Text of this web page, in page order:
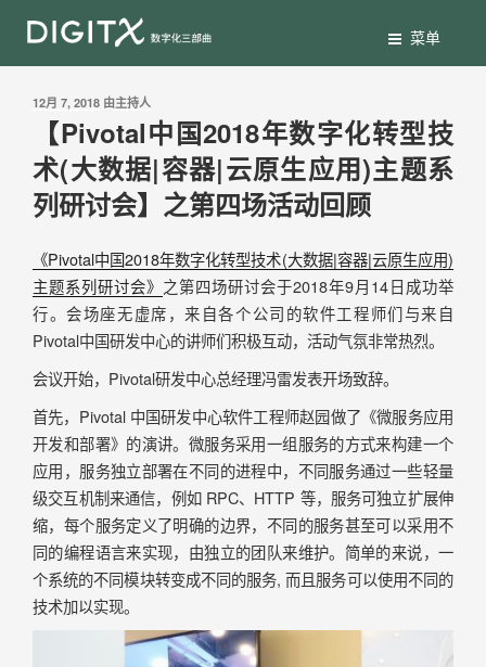
菜单
12月 7, 2018 由主持人
【Pivotal中国2018年数字化转型技
术(大数据|容器|云原生应用)主题系
列研讨会】之第四场活动回顾
《Pivotal中国2018年数字化转型技术(大数据|容器|云原生应用)
主题系列研讨会》 之第四场研讨会于2018年9月14日成功举
行。会场座无虚席，来自各个公司的软件工程师们与来自
Pivotal中国研发中心的讲师们积极互动，活动气氛非常热烈。
会议开始，Pivotal研发中心总经理冯雷发表开场致辞。
首先，Pivotal 中国研发中心软件工程师赵园做了《微服务应用
开发和部署》的演讲。微服务采用一组服务的方式来构建一个
应用，服务独立部署在不同的进程中，不同服务通过一些轻量
级交互机制来通信，例如 RPC、HTTP 等，服务可独立扩展伸
缩，每个服务定义了明确的边界，不同的服务甚至可以采用不
同的编程语言来实现，由独立的团队来维护。简单的来说，一
个系统的不同模块转变成不同的服务, 而且服务可以使用不同的
技术加以实现。